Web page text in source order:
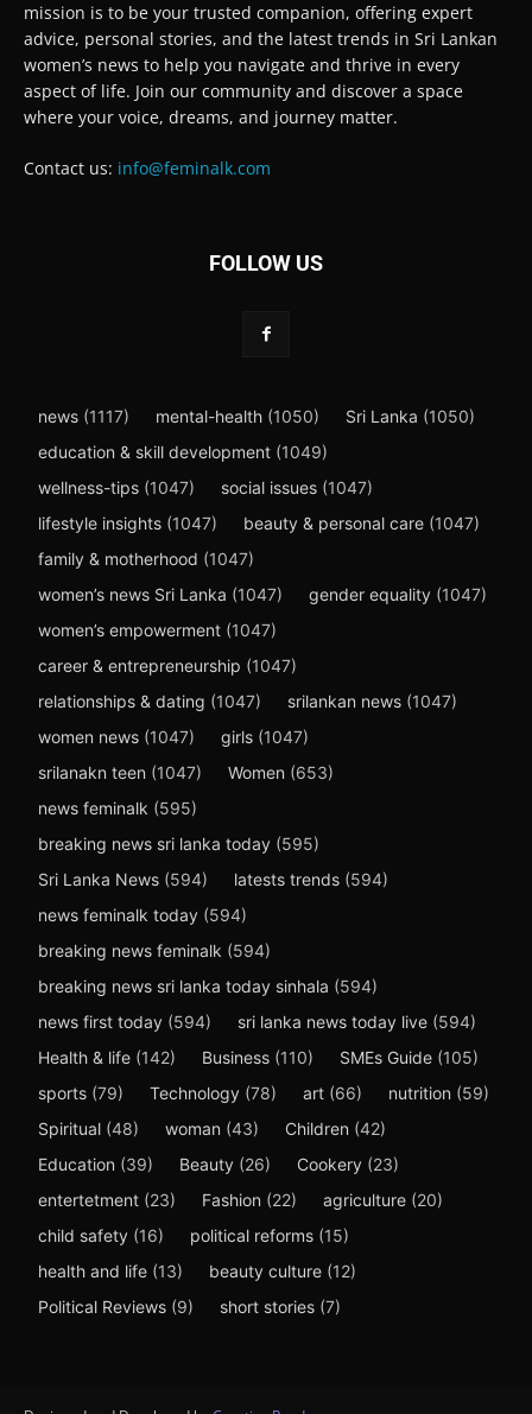
mission is to be your trusted companion, offering expert
advice, personal stories, and the latest trends in Sri Lankan
women’s news to help you navigate and thrive in every
aspect of life. Join our community and discover a space
where your voice, dreams, and journey matter.
Contact us: info@feminalk.com
FOLLOW US
news (1117) mental-health (1050) Sri Lanka (1050)
education & skill development (1049)
wellness-tips (1047) social issues (1047)
lifestyle insights (1047) beauty & personal care (1047)
family & motherhood (1047)
women’s news Sri Lanka (1047) gender equality (1047)
women’s empowerment (1047)
career & entrepreneurship (1047)
relationships & dating (1047) srilankan news (1047)
women news (1047) girls (1047)
srilanakn teen (1047) Women (653)
news feminalk (595)
breaking news sri lanka today (595)
Sri Lanka News (594) latests trends (594)
news feminalk today (594)
breaking news feminalk (594)
breaking news sri lanka today sinhala (594)
news first today (594) sri lanka news today live (594)
Health & life (142) Business (110) SMEs Guide (105)
sports (79) Technology (78) art (66) nutrition (59)
Spiritual (48) woman (43) Children (42)
Education (39) Beauty (26) Cookery (23)
entertetment (23) Fashion (22) agriculture (20)
child safety (16) political reforms (15)
health and life (13) beauty culture (12)
Political Reviews (9) short stories (7)